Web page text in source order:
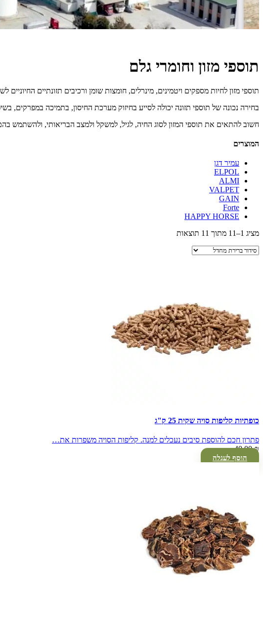
תוספי מזון וחומרי גלם
תוספי מזון לחיות מספקים ויטמינים, מינרלים, חומצות שומן ורכיבים תזונתיים
בחירה נכונה של תוספי תזונה יכולה לסייע בחיזוק מערכת החיסון, בתמיכה במפרקים,
חשוב להתאים את תוספי המזון לסוג החיה, לגיל, למשקל ולמצב הבריאותי, ולהשתמש
המוצרים
עמיר דגן
ELPOL
ALMI
VALPET
GAIN
Forte
HAPPY HORSE
מציג 1–11 מתוך 11 תוצאות
כופתיות קליפות סויה שקית 25 ק"ג
פתרון חכם להוספת סיבים נעכלים למנה. קליפות הסויה משפרות את…
40.00₪
הוסף לעגלה